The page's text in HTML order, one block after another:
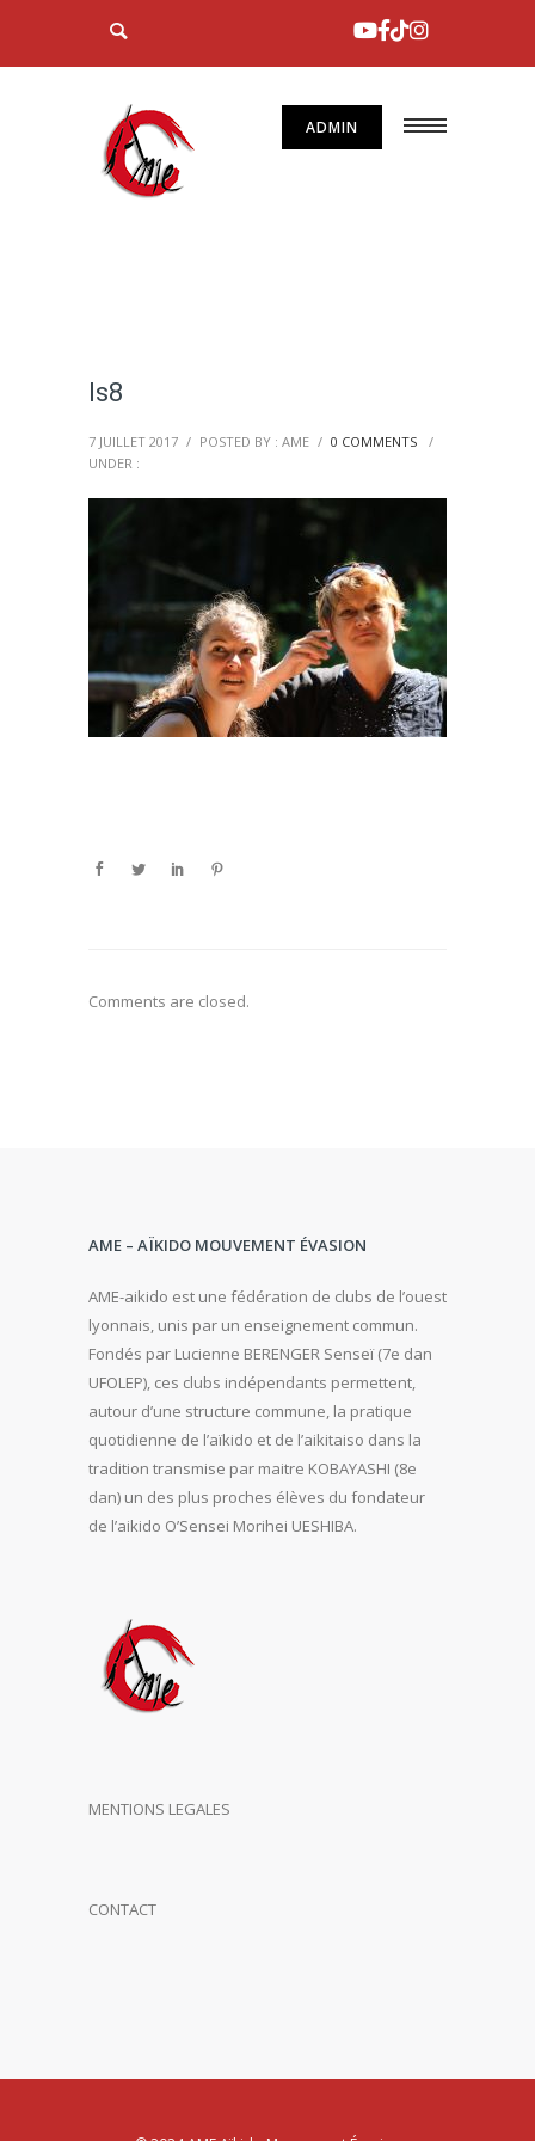
ADMIN
ls8
7 JUILLET 2017 / POSTED BY : AME / 0 COMMENTS
/
UNDER :
Comments are closed.
AME – AÏKIDO MOUVEMENT ÉVASION
AME-aikido est une fédération de clubs de l’ouest
lyonnais, unis par un enseignement commun.
Fondés par Lucienne BERENGER Senseï (7e dan
UFOLEP), ces clubs indépendants permettent,
autour d’une structure commune, la pratique
quotidienne de l’aïkido et de l’aikitaiso dans la
tradition transmise par maitre KOBAYASHI (8e
dan) un des plus proches élèves du fondateur
de l’aikido O’Sensei Morihei UESHIBA.
MENTIONS LEGALES
CONTACT